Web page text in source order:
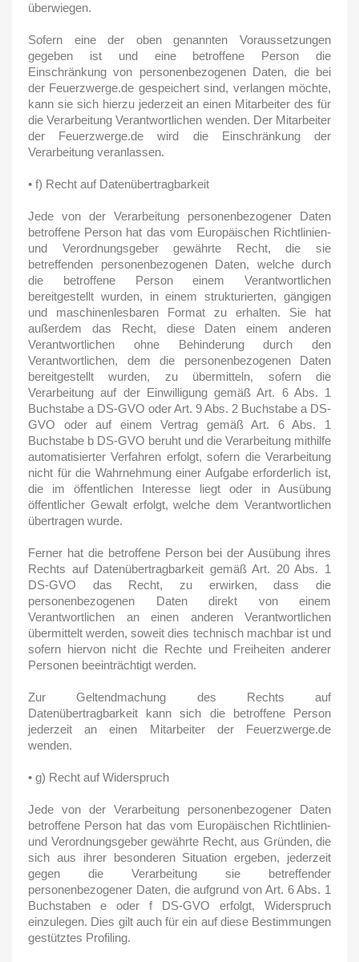
überwiegen.
Sofern eine der oben genannten Voraussetzungen
gegeben ist und eine betroffene Person die
Einschränkung von personenbezogenen Daten, die bei
der Feuerzwerge.de gespeichert sind, verlangen möchte,
kann sie sich hierzu jederzeit an einen Mitarbeiter des für
die Verarbeitung Verantwortlichen wenden. Der Mitarbeiter
der Feuerzwerge.de wird die Einschränkung der
Verarbeitung veranlassen.
• f) Recht auf Datenübertragbarkeit
Jede von der Verarbeitung personenbezogener Daten
betroffene Person hat das vom Europäischen Richtlinien-
und Verordnungsgeber gewährte Recht, die sie
betreffenden personenbezogenen Daten, welche durch
die betroffene Person einem Verantwortlichen
bereitgestellt wurden, in einem strukturierten, gängigen
und maschinenlesbaren Format zu erhalten. Sie hat
außerdem das Recht, diese Daten einem anderen
Verantwortlichen ohne Behinderung durch den
Verantwortlichen, dem die personenbezogenen Daten
bereitgestellt wurden, zu übermitteln, sofern die
Verarbeitung auf der Einwilligung gemäß Art. 6 Abs. 1
Buchstabe a DS-GVO oder Art. 9 Abs. 2 Buchstabe a DS-
GVO oder auf einem Vertrag gemäß Art. 6 Abs. 1
Buchstabe b DS-GVO beruht und die Verarbeitung mithilfe
automatisierter Verfahren erfolgt, sofern die Verarbeitung
nicht für die Wahrnehmung einer Aufgabe erforderlich ist,
die im öffentlichen Interesse liegt oder in Ausübung
öffentlicher Gewalt erfolgt, welche dem Verantwortlichen
übertragen wurde.
Ferner hat die betroffene Person bei der Ausübung ihres
Rechts auf Datenübertragbarkeit gemäß Art. 20 Abs. 1
DS-GVO das Recht, zu erwirken, dass die
personenbezogenen Daten direkt von einem
Verantwortlichen an einen anderen Verantwortlichen
übermittelt werden, soweit dies technisch machbar ist und
sofern hiervon nicht die Rechte und Freiheiten anderer
Personen beeinträchtigt werden.
Zur Geltendmachung des Rechts auf
Datenübertragbarkeit kann sich die betroffene Person
jederzeit an einen Mitarbeiter der Feuerzwerge.de
wenden.
• g) Recht auf Widerspruch
Jede von der Verarbeitung personenbezogener Daten
betroffene Person hat das vom Europäischen Richtlinien-
und Verordnungsgeber gewährte Recht, aus Gründen, die
sich aus ihrer besonderen Situation ergeben, jederzeit
gegen die Verarbeitung sie betreffender
personenbezogener Daten, die aufgrund von Art. 6 Abs. 1
Buchstaben e oder f DS-GVO erfolgt, Widerspruch
einzulegen. Dies gilt auch für ein auf diese Bestimmungen
gestütztes Profiling.